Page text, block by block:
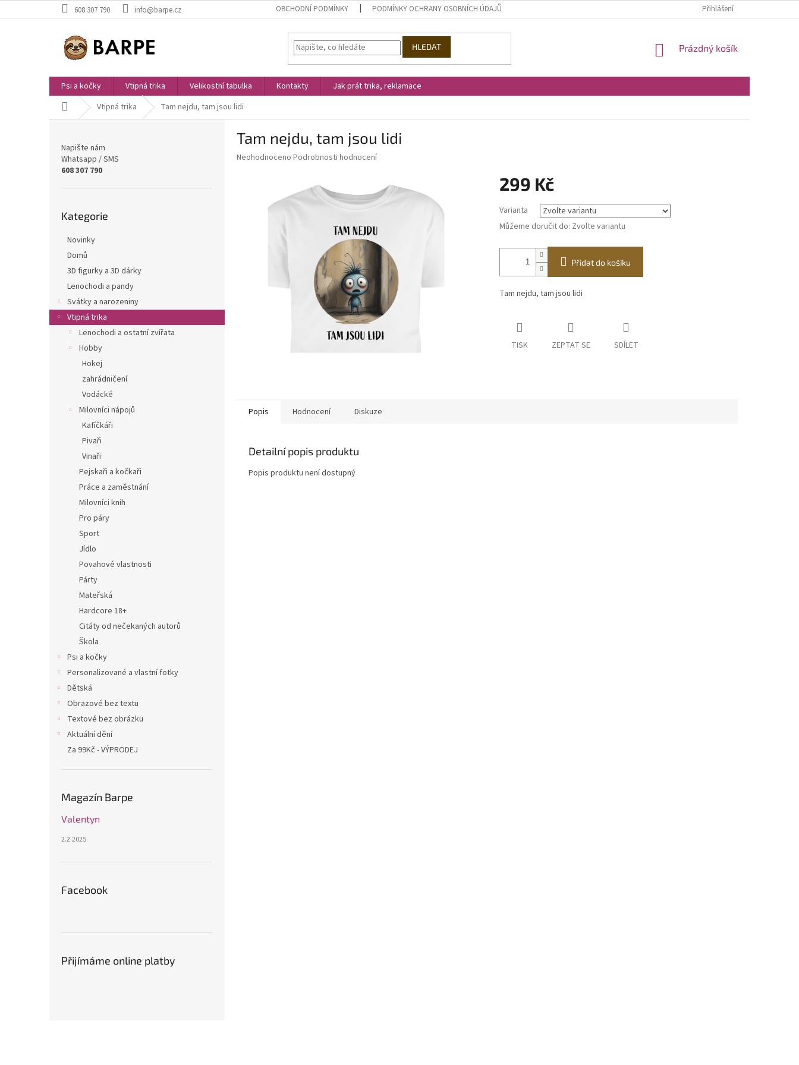
na
608 307 790 info@barpe.cz OBCHODNÍ PODMÍNKY PODMÍNKY OCHRANY OSOBNÍCH ÚDAJŮ Přihlášení
HLEDAT
NÁKUPNÍ
Prázdný košík
Psi a kočky Vtipná trika Velikostní tabulka Kontakty
Jak prát trika, reklamace
Domů Vtipná trika Tam nejdu, tam jsou lidi
Napište nám
Whatsapp / SMS
608 307 790
kategorie
Kategorie
Novinky
Domů
3D figurky a 3D dárky
Lenochodi a pandy
Svátky a narozeniny
Vtipná trika
Lenochodi a ostatní zvířata
Hobby
Hokej
zahrádničení
Vodácké
Milovníci nápojů
Kafíčkáři
Pivaři
Vinaři
Pejskaři a kočkaři
Práce a zaměstnání
Milovníci knih
Pro páry
Sport
Jídlo
Povahové vlastnosti
Párty
Mateřská
Hardcore 18+
Citáty od nečekaných autorů
Škola
Psi a kočky
Personalizované a vlastní fotky
Dětská
Obrazové bez textu
Textové bez obrázku
Aktuální dění
Za 99Kč - VÝPRODEJ
Magazín Barpe
Valentyn
2.2.2025
Facebook
Přijímáme online platby
Tam nejdu, tam jsou lidi
Průměrné
Neohodnoceno Podrobnosti hodnocení
299 Kč
cena:
Varianta
Můžeme doručit do: Zvolte variantu
Přidat do košíku
Tam nejdu, tam jsou lidi
TISK ZEPTAT SE SDÍLET
Popis Hodnocení Diskuze
Detailní popis produktu
Popis produktu není dostupný